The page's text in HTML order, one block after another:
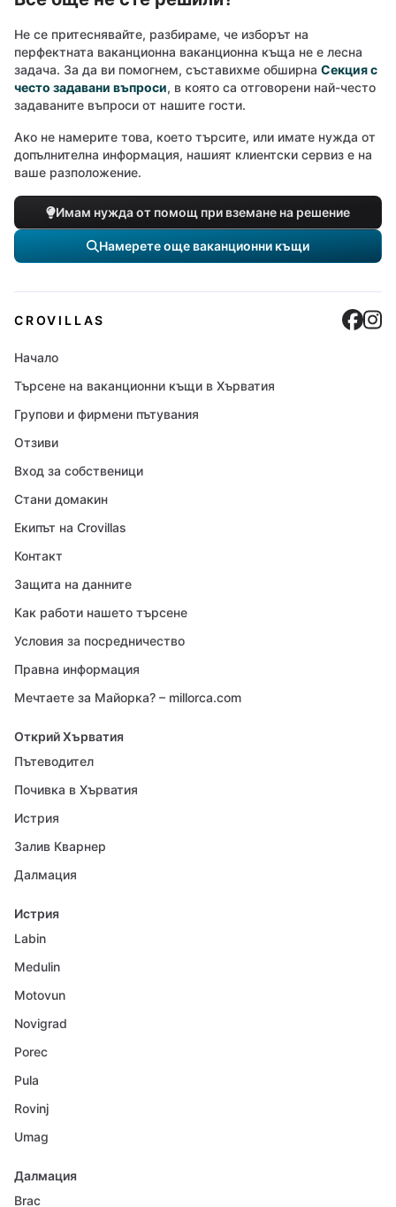
Не се притеснявайте, разбираме, че изборът на
перфектната ваканционна ваканционна къща не е лесна
задача. За да ви помогнем, съставихме обширна Секция с
често задавани въпроси, в която са отговорени най-често
задаваните въпроси от нашите гости.
Ако не намерите това, което търсите, или имате нужда от
допълнителна информация, нашият клиентски сервиз е на
ваше разположение.
Имам нужда от помощ при вземане на решение
Намерете още ваканционни къщи
CROVILLAS
Начало
Търсене на ваканционни къщи в Хърватия
Групови и фирмени пътувания
Отзиви
Вход за собственици
Стани домакин
Екипът на Crovillas
Контакт
Защита на данните
Как работи нашето търсене
Условия за посредничество
Правна информация
Мечтаете за Майорка? – millorca.com
Открий Хърватия
Пътеводител
Почивка в Хърватия
Истрия
Залив Кварнер
Далмация
Истрия
Labin
Medulin
Motovun
Novigrad
Porec
Pula
Rovinj
Umag
Далмация
Brac